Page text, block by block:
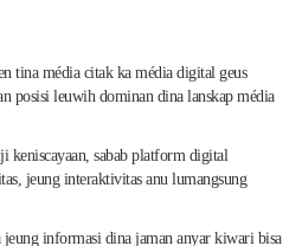
tina média citak ka média digital geus
posisi leuwih dominan dina lanskap média
keniscayaan, sabab platform digital
jeung interaktivitas anu lumangsung
informasi dina jaman anyar kiwari bisa